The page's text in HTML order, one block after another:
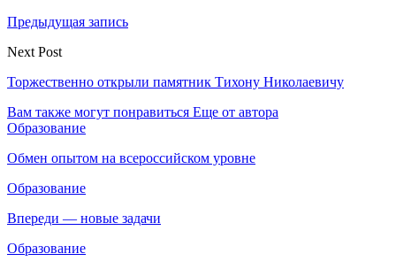
Предыдущая запись
Next Post
Торжественно открыли памятник Тихону Николаевичу
Вам также могут понравиться Еще от автора
Образование
Обмен опытом на всероссийском уровне
Образование
Впереди — новые задачи
Образование